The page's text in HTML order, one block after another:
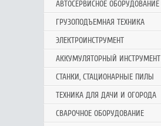
АВТОСЕРВИСНОЕ ОБОРУДОВАНИЕ
ГРУЗОПОДЪЕМНАЯ ТЕХНИКА
ЭЛЕКТРОИНСТРУМЕНТ
АККУМУЛЯТОРНЫЙ ИНСТРУМЕНТ
СТАНКИ, СТАЦИОНАРНЫЕ ПИЛЫ
ТЕХНИКА ДЛЯ ДАЧИ И ОГОРОДА
СВАРОЧНОЕ ОБОРУДОВАНИЕ